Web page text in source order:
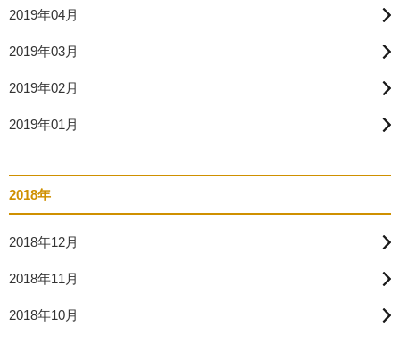
2019年04月
2019年03月
2019年02月
2019年01月
2018年
2018年12月
2018年11月
2018年10月